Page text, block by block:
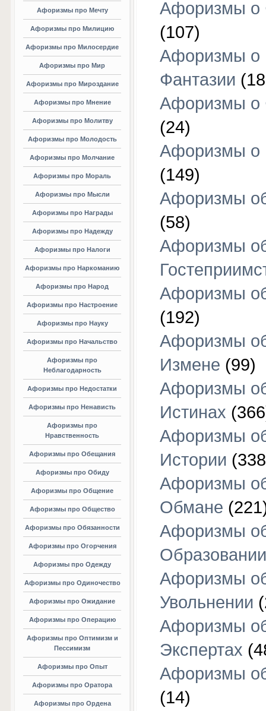
Афоризмы про Мечту
Афоризмы про Милицию
Афоризмы про Милосердие
Афоризмы про Мир
Афоризмы про Мироздание
Афоризмы про Мнение
Афоризмы про Молитву
Афоризмы про Молодость
Афоризмы про Молчание
Афоризмы про Мораль
Афоризмы про Мысли
Афоризмы про Награды
Афоризмы про Надежду
Афоризмы про Налоги
Афоризмы про Наркоманию
Афоризмы про Народ
Афоризмы про Настроение
Афоризмы про Науку
Афоризмы про Начальство
Афоризмы про
Неблагодарность
Афоризмы про Недостатки
Афоризмы про Ненависть
Афоризмы про
Нравственность
Афоризмы про Обещания
Афоризмы про Обиду
Афоризмы про Общение
Афоризмы про Общество
Афоризмы про Обязанности
Афоризмы про Огорчения
Афоризмы про Одежду
Афоризмы про Одиночество
Афоризмы про Ожидание
Афоризмы про Операцию
Афоризмы про Оптимизм и
Пессимизм
Афоризмы про Опыт
Афоризмы про Оратора
Афоризмы про Ордена
Афоризмы о
(107)
Афоризмы о
Фантазии
Афоризмы о
(24)
Афоризмы о
(149)
Афоризмы
(58)
Афоризмы
Афоризмы
(192)
Афоризмы
Измене (99)
Афоризмы
Истинах
Афоризмы
Истории
Афоризмы
Обмане
Афоризмы
Образовании
Афоризмы
Увольнении
Афоризмы
Экспертах
Афоризмы
(14)